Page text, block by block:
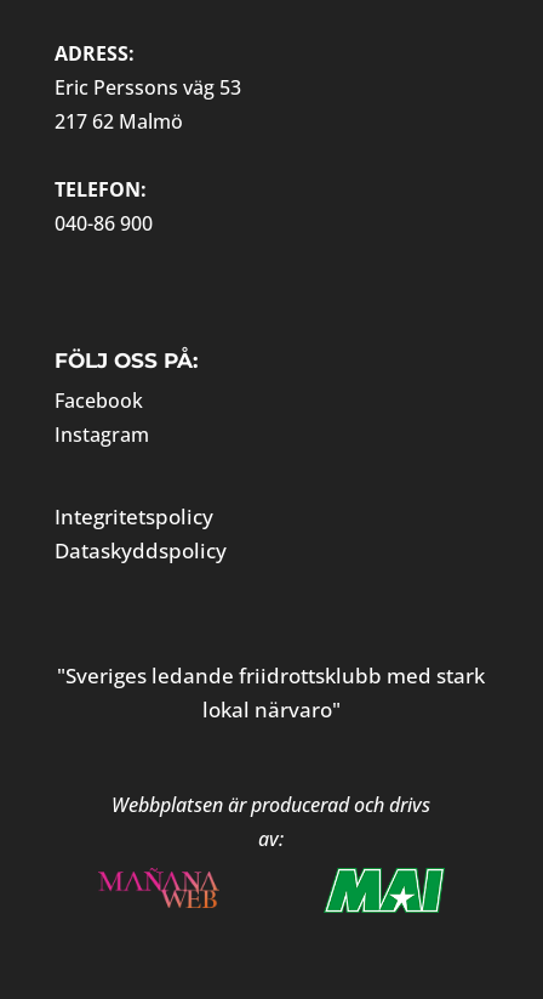
ADRESS:
Eric Perssons väg 53
217 62 Malmö
TELEFON:
040-86 900
FÖLJ OSS PÅ:
Facebook
Instagram
Integritetspolicy
Dataskyddspolicy
"Sveriges ledande friidrottsklubb med stark
lokal närvaro"
Webbplatsen är producerad och drivs
av: